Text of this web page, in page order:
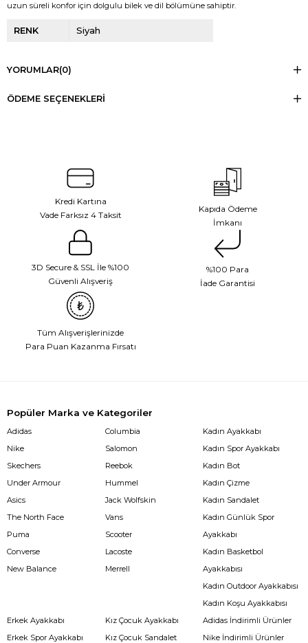
uzun süreli konfor için dolgulu bilek ve dil bölümüne sahiptir.
RENK Siyah
YORUMLAR(0)
ÖDEME SEÇENEKLERI
Kredi Kartına
Vade Farksız 4 Taksit
Kapıda Ödeme
İmkanı
3D Secure & SSL İle %100
Güvenli Alışveriş
%100 Para
İade Garantisi
Tüm Alışverişlerinizde
Para Puan Kazanma Fırsatı
Popüler Marka ve Kategoriler
Adidas
Nike
Skechers
Under Armour
Asics
The North Face
Puma
Converse
New Balance
Columbia
Salomon
Reebok
Hummel
Jack Wolfskin
Vans
Scooter
Lacoste
Merrell
Kadın Ayakkabı
Kadın Spor Ayakkabı
Kadın Bot
Kadın Çizme
Kadın Sandalet
Kadın Günlük Spor
Ayakkabı
Kadın Basketbol
Ayakkabısı
Kadın Outdoor Ayakkabısı
Kadın Koşu Ayakkabısı
Erkek Ayakkabı
Erkek Spor Ayakkabı
Kız Çocuk Ayakkabı
Kız Çocuk Sandalet
Adidas İndirimli Ürünler
Nike İndirimli Ürünler